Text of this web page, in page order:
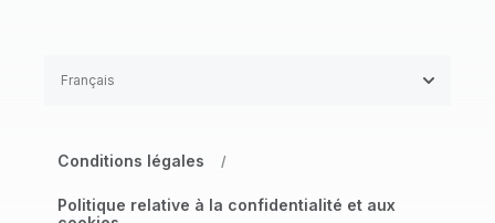
Conditions légales /
Politique relative à la confidentialité et aux
Français